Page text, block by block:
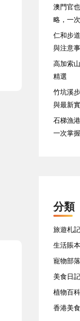
澳門官
略，一
仁和步
與注意
高加索
精選
竹坑溪
與最新
石梯漁
一次掌握
分類
旅遊札記
生活賬本
寵物部落
美食日記
植物百科
香港美食